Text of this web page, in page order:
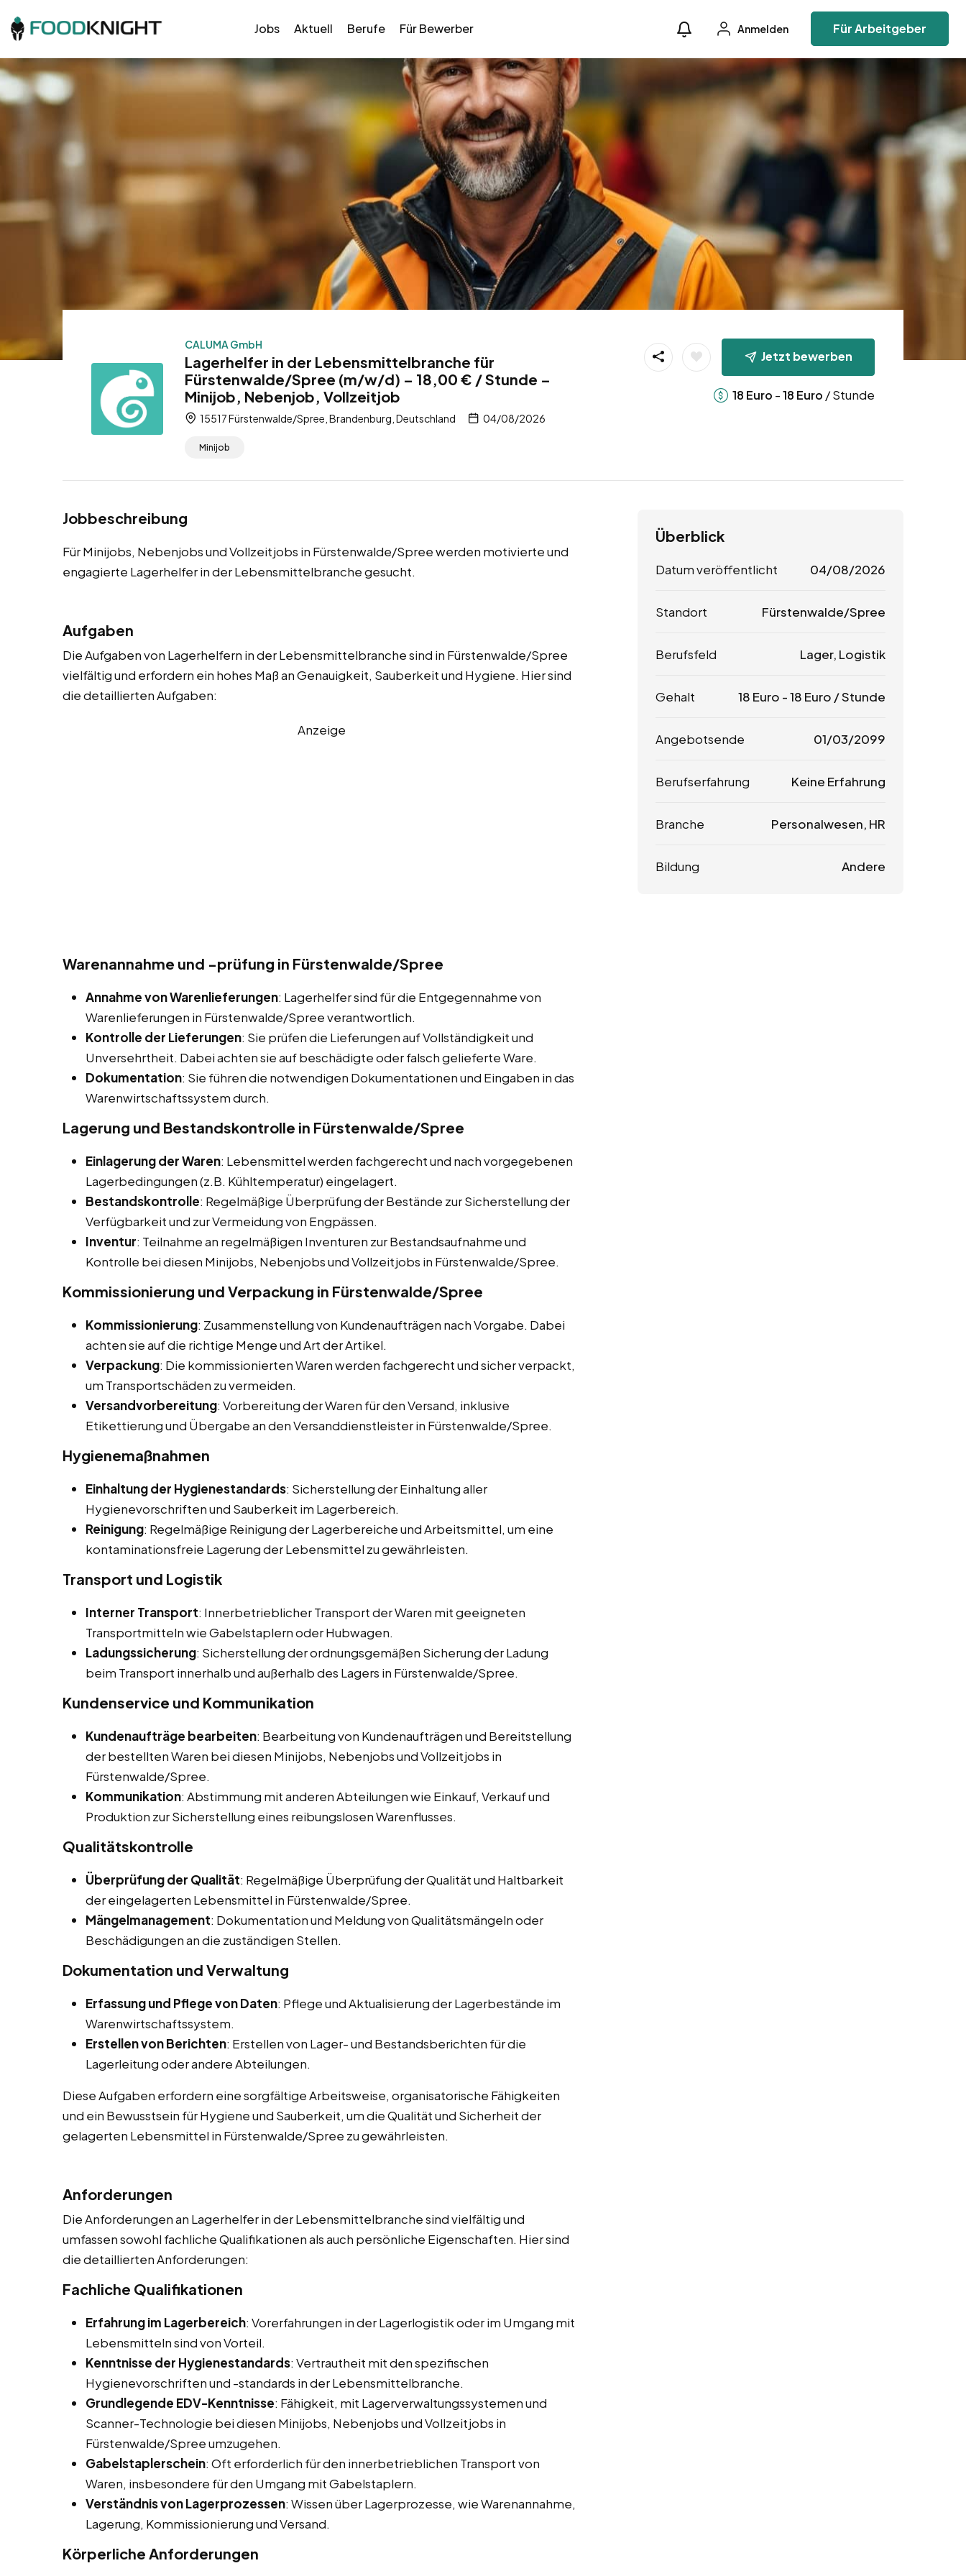
Jobs Aktuell Berufe Für Bewerber Anmelden Für Arbeitgeber
CALUMA GmbH
Lagerhelfer in der Lebensmittelbranche für
Fürstenwalde/Spree (m/w/d) – 18,00 € / Stunde –
Minijob, Nebenjob, Vollzeitjob
15517 Fürstenwalde/Spree, Brandenburg, Deutschland 04/08/2026
Minijob
Jetzt bewerben
18 Euro -18 Euro / Stunde
Jobbeschreibung
Für Minijobs, Nebenjobs und Vollzeitjobs in Fürstenwalde/Spree werden motivierte und
engagierte Lagerhelfer in der Lebensmittelbranche gesucht.
Aufgaben
Die Aufgaben von Lagerhelfern in der Lebensmittelbranche sind in Fürstenwalde/Spree
vielfältig und erfordern ein hohes Maß an Genauigkeit, Sauberkeit und Hygiene. Hier sind
die detaillierten Aufgaben:
Anzeige
Warenannahme und -prüfung in Fürstenwalde/Spree
Annahme von Warenlieferungen: Lagerhelfer sind für die Entgegennahme von
Warenlieferungen in Fürstenwalde/Spree verantwortlich.
Kontrolle der Lieferungen: Sie prüfen die Lieferungen auf Vollständigkeit und
Unversehrtheit. Dabei achten sie auf beschädigte oder falsch gelieferte Ware.
Dokumentation: Sie führen die notwendigen Dokumentationen und Eingaben in das
Warenwirtschaftssystem durch.
Lagerung und Bestandskontrolle in Fürstenwalde/Spree
Einlagerung der Waren: Lebensmittel werden fachgerecht und nach vorgegebenen
Lagerbedingungen (z.B. Kühltemperatur) eingelagert.
Bestandskontrolle: Regelmäßige Überprüfung der Bestände zur Sicherstellung der
Verfügbarkeit und zur Vermeidung von Engpässen.
Inventur: Teilnahme an regelmäßigen Inventuren zur Bestandsaufnahme und
Kontrolle bei diesen Minijobs, Nebenjobs und Vollzeitjobs in Fürstenwalde/Spree.
Kommissionierung und Verpackung in Fürstenwalde/Spree
Kommissionierung: Zusammenstellung von Kundenaufträgen nach Vorgabe. Dabei
achten sie auf die richtige Menge und Art der Artikel.
Verpackung: Die kommissionierten Waren werden fachgerecht und sicher verpackt,
um Transportschäden zu vermeiden.
Versandvorbereitung: Vorbereitung der Waren für den Versand, inklusive
Etikettierung und Übergabe an den Versanddienstleister in Fürstenwalde/Spree.
Hygienemaßnahmen
Einhaltung der Hygienestandards: Sicherstellung der Einhaltung aller
Hygienevorschriften und Sauberkeit im Lagerbereich.
Reinigung: Regelmäßige Reinigung der Lagerbereiche und Arbeitsmittel, um eine
kontaminationsfreie Lagerung der Lebensmittel zu gewährleisten.
Transport und Logistik
Interner Transport: Innerbetrieblicher Transport der Waren mit geeigneten
Transportmitteln wie Gabelstaplern oder Hubwagen.
Ladungssicherung: Sicherstellung der ordnungsgemäßen Sicherung der Ladung
beim Transport innerhalb und außerhalb des Lagers in Fürstenwalde/Spree.
Kundenservice und Kommunikation
Kundenaufträge bearbeiten: Bearbeitung von Kundenaufträgen und Bereitstellung
der bestellten Waren bei diesen Minijobs, Nebenjobs und Vollzeitjobs in
Fürstenwalde/Spree.
Kommunikation: Abstimmung mit anderen Abteilungen wie Einkauf, Verkauf und
Produktion zur Sicherstellung eines reibungslosen Warenflusses.
Qualitätskontrolle
Überprüfung der Qualität: Regelmäßige Überprüfung der Qualität und Haltbarkeit
der eingelagerten Lebensmittel in Fürstenwalde/Spree.
Mängelmanagement: Dokumentation und Meldung von Qualitätsmängeln oder
Beschädigungen an die zuständigen Stellen.
Dokumentation und Verwaltung
Erfassung und Pflege von Daten: Pflege und Aktualisierung der Lagerbestände im
Warenwirtschaftssystem.
Erstellen von Berichten: Erstellen von Lager- und Bestandsberichten für die
Lagerleitung oder andere Abteilungen.
Diese Aufgaben erfordern eine sorgfältige Arbeitsweise, organisatorische Fähigkeiten
und ein Bewusstsein für Hygiene und Sauberkeit, um die Qualität und Sicherheit der
gelagerten Lebensmittel in Fürstenwalde/Spree zu gewährleisten.
Anforderungen
Die Anforderungen an Lagerhelfer in der Lebensmittelbranche sind vielfältig und
umfassen sowohl fachliche Qualifikationen als auch persönliche Eigenschaften. Hier sind
die detaillierten Anforderungen:
Fachliche Qualifikationen
Erfahrung im Lagerbereich: Vorerfahrungen in der Lagerlogistik oder im Umgang mit
Lebensmitteln sind von Vorteil.
Kenntnisse der Hygienestandards: Vertrautheit mit den spezifischen
Hygienevorschriften und -standards in der Lebensmittelbranche.
Grundlegende EDV-Kenntnisse: Fähigkeit, mit Lagerverwaltungssystemen und
Scanner-Technologie bei diesen Minijobs, Nebenjobs und Vollzeitjobs in
Fürstenwalde/Spree umzugehen.
Gabelstaplerschein: Oft erforderlich für den innerbetrieblichen Transport von
Waren, insbesondere für den Umgang mit Gabelstaplern.
Verständnis von Lagerprozessen: Wissen über Lagerprozesse, wie Warenannahme,
Lagerung, Kommissionierung und Versand.
Körperliche Anforderungen
Überblick
Datum veröffentlicht 04/08/2026
Standort Fürstenwalde/Spree
Berufsfeld Lager, Logistik
Gehalt 18 Euro -18 Euro / Stunde
Angebotsende 01/03/2099
Berufserfahrung Keine Erfahrung
Branche Personalwesen, HR
Bildung Andere